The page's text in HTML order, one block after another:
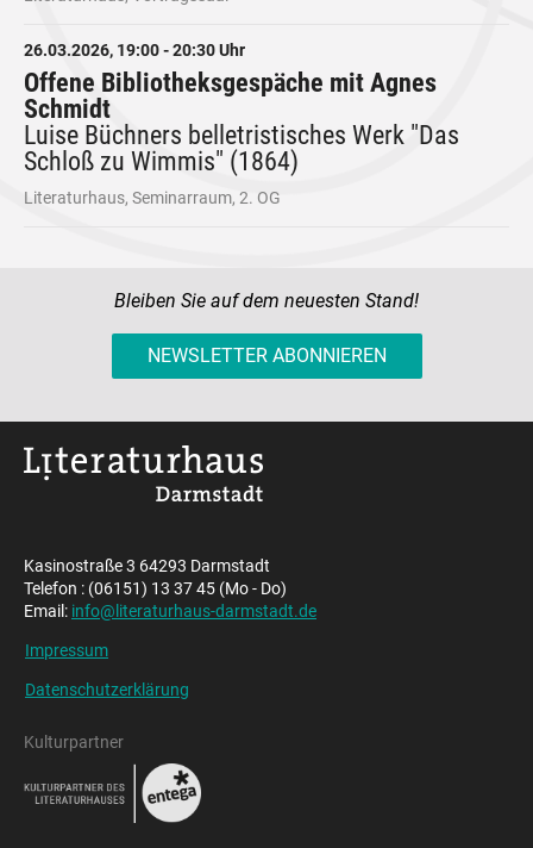
26.03.2026, 19:00 - 20:30 Uhr
Offene Bibliotheksgespäche mit Agnes
Schmidt
Luise Büchners belletristisches Werk "Das
Schloß zu Wimmis" (1864)
Literaturhaus, Seminarraum, 2. OG
Bleiben Sie auf dem neuesten Stand!
NEWSLETTER ABONNIEREN
Kasinostraße 3 64293 Darmstadt
Telefon : (06151) 13 37 45 (Mo - Do)
Email: info@literaturhaus-darmstadt.de
Impressum
Datenschutzerklärung
Kulturpartner